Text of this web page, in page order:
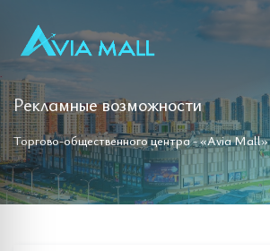
Рекламные возможности
Торгово-общественного центра - «Avia Mall»